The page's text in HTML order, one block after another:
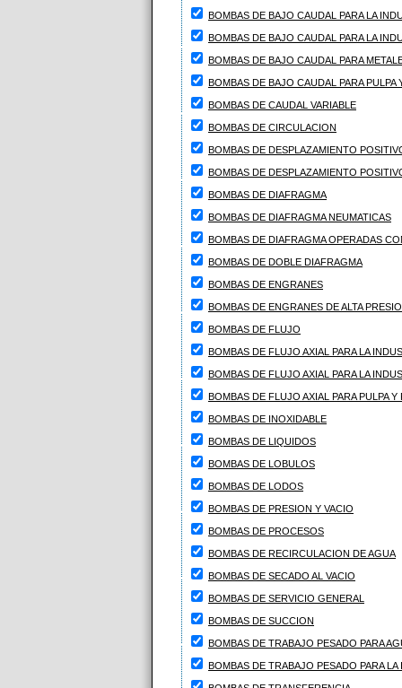
BOMBAS DE BAJO CAUDAL PARA LA
BOMBAS DE BAJO CAUDAL PARA LA
BOMBAS DE BAJO CAUDAL PARA
BOMBAS DE BAJO CAUDAL PARA PULPA
BOMBAS DE CAUDAL VARIABLE
BOMBAS DE CIRCULACION
BOMBAS DE DESPLAZAMIENTO
BOMBAS DE DESPLAZAMIENTO
BOMBAS DE DIAFRAGMA
BOMBAS DE DIAFRAGMA NEUMATICAS
BOMBAS DE DIAFRAGMA OPERADAS
BOMBAS DE DOBLE DIAFRAGMA
BOMBAS DE ENGRANES
BOMBAS DE ENGRANES DE ALTA
BOMBAS DE FLUJO
BOMBAS DE FLUJO AXIAL PARA LA
BOMBAS DE FLUJO AXIAL PARA LA
BOMBAS DE FLUJO AXIAL PARA PULPA Y
BOMBAS DE INOXIDABLE
BOMBAS DE LIQUIDOS
BOMBAS DE LOBULOS
BOMBAS DE LODOS
BOMBAS DE PRESION Y VACIO
BOMBAS DE PROCESOS
BOMBAS DE RECIRCULACION DE AGUA
BOMBAS DE SECADO AL VACIO
BOMBAS DE SERVICIO GENERAL
BOMBAS DE SUCCION
BOMBAS DE TRABAJO PESADO PARA
BOMBAS DE TRABAJO PESADO PARA LA